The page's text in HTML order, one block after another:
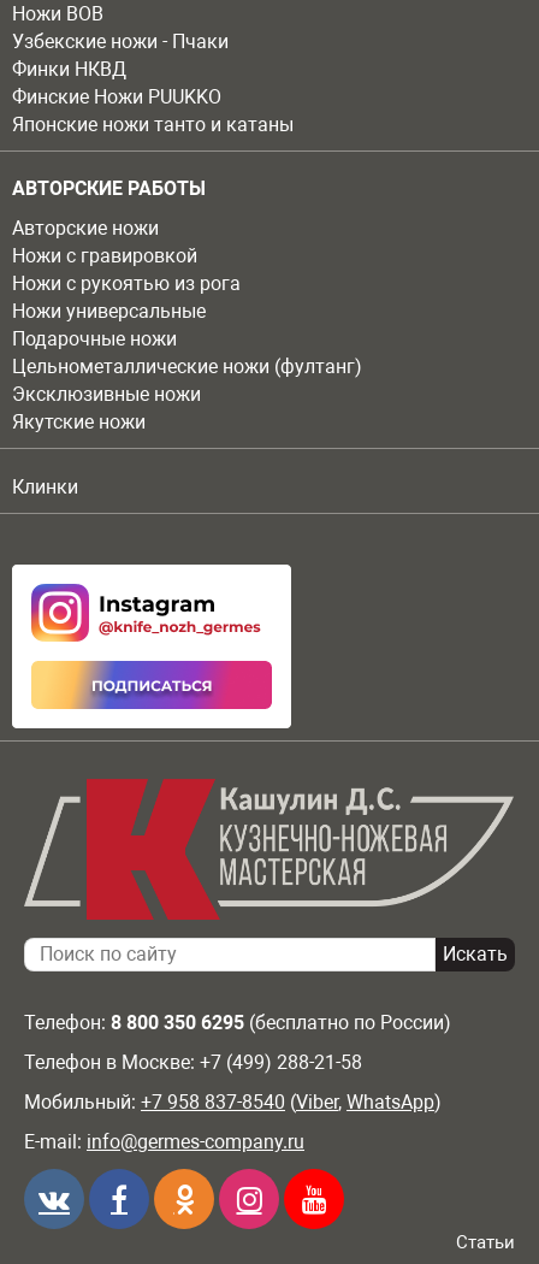
Ножи ВОВ
Узбекские ножи - Пчаки
Финки НКВД
Финские Ножи PUUKKO
Японские ножи танто и катаны
АВТОРСКИЕ РАБОТЫ
Авторские ножи
Ножи с гравировкой
Ножи с рукоятью из рога
Ножи универсальные
Подарочные ножи
Цельнометаллические ножи (фултанг)
Эксклюзивные ножи
Якутские ножи
Клинки
Телефон: 8 800 350 6295 (бесплатно по России)
Телефон в Москве: +7 (499) 288-21-58
Мобильный: +7 958 837-8540 (Viber, WhatsApp)
E-mail: info@germes-company.ru
Статьи